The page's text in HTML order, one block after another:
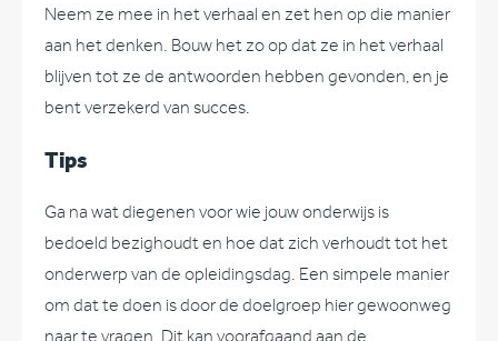
Neem ze mee in het verhaal en zet hen op die manier
aan het denken. Bouw het zo op dat ze in het verhaal
blijven tot ze de antwoorden hebben gevonden, en je
bent verzekerd van succes.
Tips
Ga na wat diegenen voor wie jouw onderwijs is
bedoeld bezighoudt en hoe dat zich verhoudt tot het
onderwerp van de opleidingsdag. Een simpele manier
om dat te doen is door de doelgroep hier gewoonweg
naar te vragen. Dit kan voorafgaand aan de